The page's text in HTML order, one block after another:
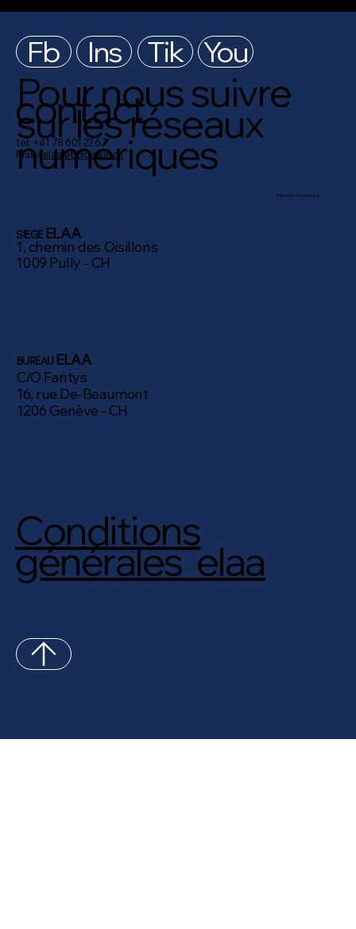
Fb Ins Tik You
tel: +41 78 601 22 67
Mail / elaa(at)bluewin.ch
Conditions
générales elaa
SIEGE ELAA
1, chemin des Oisillons
1009 Pully - CH
BUREAUELAA
C/O Fantys
16, rue De-Beaumont
1206 Genève - CH
contact
Membre fondateur
Pour nous suivre
sur les réseaux
numériques